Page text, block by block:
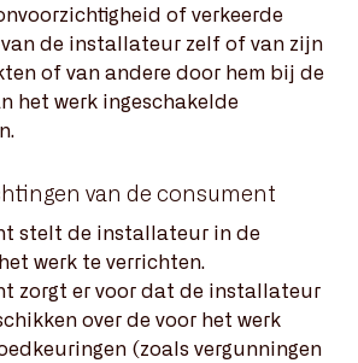
of verkeerde
de installateur zelf of van zijn
of van andere door hem bij de
het werk ingeschakelde
van de consument
stelt de installateur in de
werk te verrichten.
zorgt er voor dat de installateur
over de voor het werk
(zoals vergunningen